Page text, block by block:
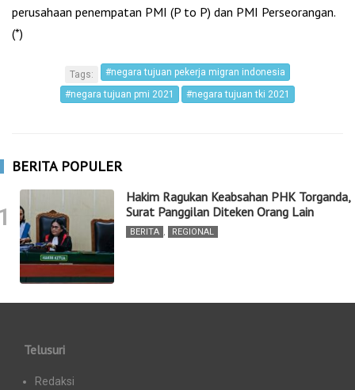
perusahaan penempatan PMI (P to P) dan PMI Perseorangan.
(*)
Tags:
#negara tujuan pekerja migran indonesia
#negara tujuan pmi 2021
#negara tujuan tki 2021
BERITA POPULER
Hakim Ragukan Keabsahan PHK Torganda,
Surat Panggilan Diteken Orang Lain
BERITA , REGIONAL
Telusuri
Redaksi